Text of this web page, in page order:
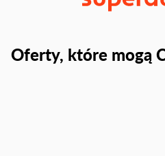
Oferty, które mogą